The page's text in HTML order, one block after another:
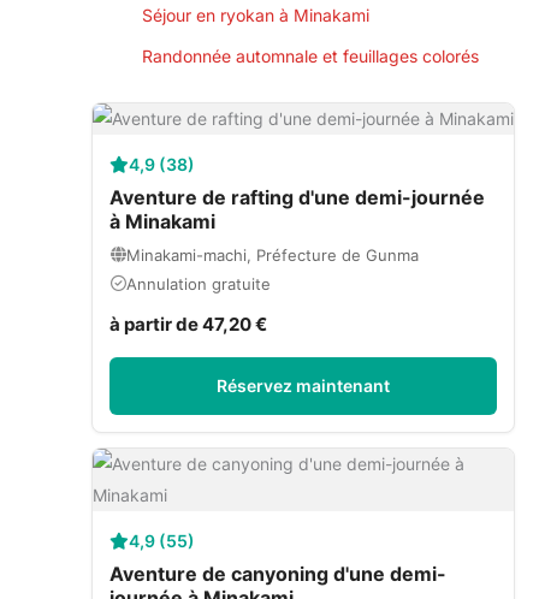
Séjour en ryokan à Minakami
Randonnée automnale et feuillages colorés
4,9 (38)
Aventure de rafting d'une demi-journée
à Minakami
Minakami-machi, Préfecture de Gunma
Annulation gratuite
à partir de 47,20 €
Réservez maintenant
4,9 (55)
Aventure de canyoning d'une demi-